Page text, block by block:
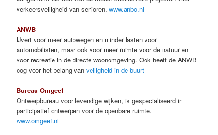
verkeersveiligheid van senioren.www.anbo.nl
ANWB
IJvert voor meer autowegen en minder lasten voor
automobilisten, maar ook voor meer ruimte voor de natuur en
voor recreatie in de directe woonomgeving. Ook heeft de ANWB
oog voor het belang vanveiligheid in de buurt.
Bureau Omgeef
Ontwerpbureau voor levendige wijken, is gespecialiseerd in
participatief ontwerpen voor de openbare ruimte.
www.omgeef.nl